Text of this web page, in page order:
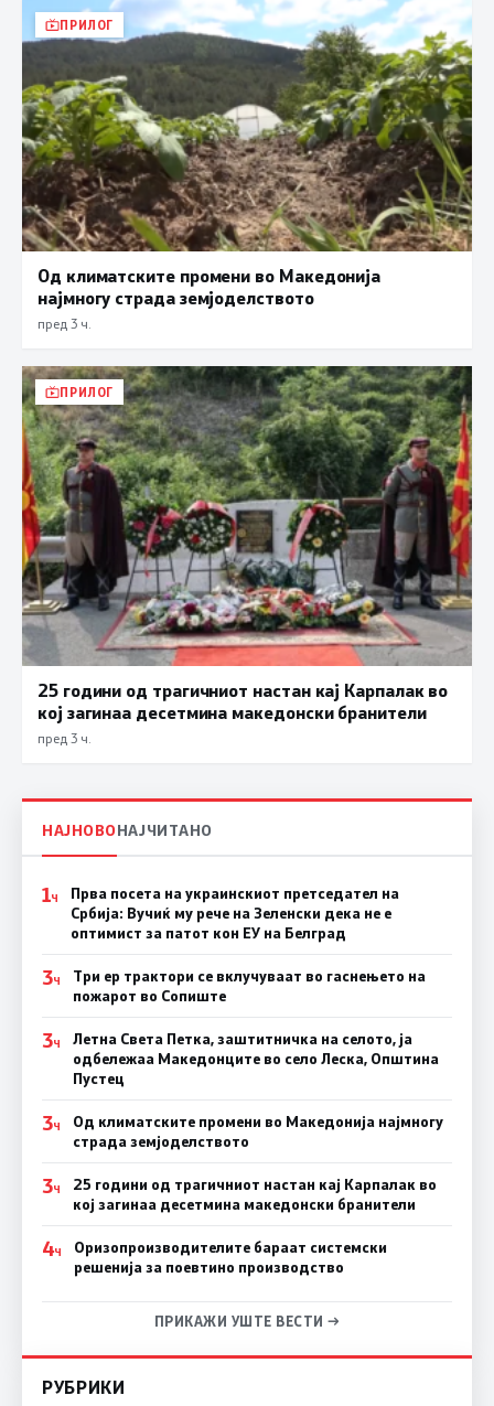
ПРИЛОГ
Од климатските промени во Македонија
најмногу страда земјоделството
пред 3 ч.
ПРИЛОГ
25 години од трагичниот настан кај Карпалак во
кој загинаа десетмина македонски бранители
пред 3 ч.
НАЈНОВОНАЈЧИТАНО
1Ч
Прва посета на украинскиот претседател на
Србија: Вучиќ му рече на Зеленски дека не е
оптимист за патот кон ЕУ на Белград
3Ч
Три ер трактори се вклучуваат во гаснењето на
пожарот во Сопиште
3Ч
Летна Света Петка, заштитничка на селото, ја
одбележаа Македонците во село Леска, Општина
Пустец
3Ч
Од климатските промени во Македонија најмногу
страда земјоделството
3Ч
25 години од трагичниот настан кај Карпалак во
кој загинаа десетмина македонски бранители
4Ч
Оризопроизводителите бараат системски
решенија за поевтино производство
ПРИКАЖИ УШТЕ ВЕСТИ →
РУБРИКИ